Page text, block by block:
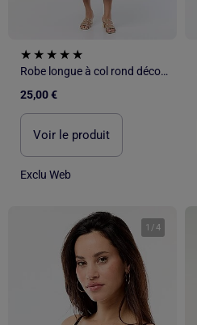
Robe longue à col rond décolleté
25,00 €
Voir le produit
Exclu Web
1 /4